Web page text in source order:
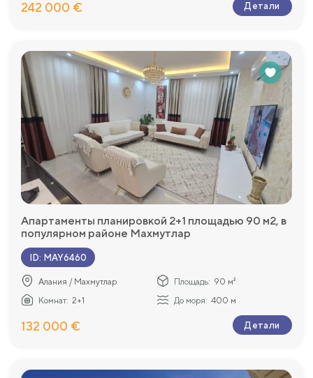
242 000 € Детали
Апартаменты планировкой 2+1 площадью 90 м2, в
популярном районе Махмутлар
ID: MAY6460
Алания / Махмутлар Площадь: 90 м²
Комнат: 2+1 До моря: 400 м
132 000 € Детали